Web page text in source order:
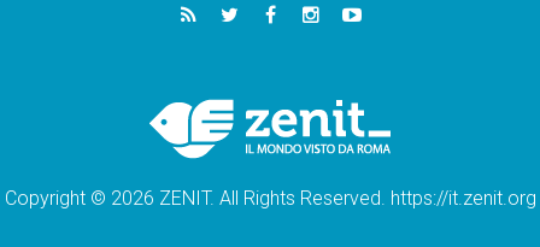
Copyright © 2026 ZENIT. All Rights Reserved. https://it.zenit.org